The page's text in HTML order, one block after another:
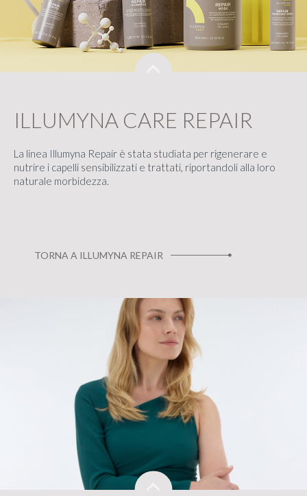
ILLUMYNA CARE REPAIR
La linea Illumyna Repair è stata studiata per rigenerare e
nutrire i capelli sensibilizzati e trattati, riportandoli alla loro
naturale morbidezza.
TORNA A ILLUMYNA REPAIR